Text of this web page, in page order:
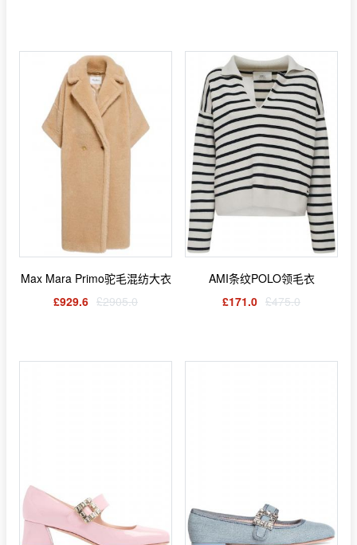
Max Mara Primo驼毛混纺大衣
£929.6 £2905.0
AMI条纹POLO领毛衣
£171.0 £475.0